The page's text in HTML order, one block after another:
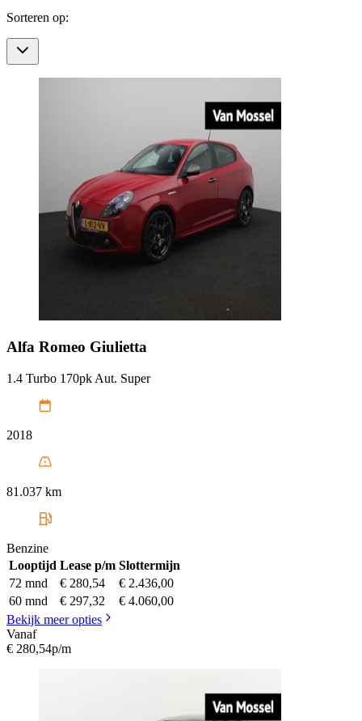
Sorteren op:
Alfa Romeo Giulietta
1.4 Turbo 170pk Aut. Super
2018
81.037 km
Benzine
Looptijd Lease p/m Slottermijn
72 mnd
€ 280,54
€ 2.436,00
60 mnd
€ 297,32
€ 4.060,00
Bekijk meer opties
Vanaf
€ 280,54p/m